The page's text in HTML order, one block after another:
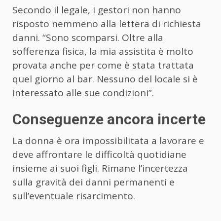
Secondo il legale, i gestori non hanno
risposto nemmeno alla lettera di richiesta
danni. “Sono scomparsi. Oltre alla
sofferenza fisica, la mia assistita è molto
provata anche per come è stata trattata
quel giorno al bar. Nessuno del locale si è
interessato alle sue condizioni”.
Conseguenze ancora incerte
La donna è ora impossibilitata a lavorare e
deve affrontare le difficoltà quotidiane
insieme ai suoi figli. Rimane l’incertezza
sulla gravità dei danni permanenti e
sull’eventuale risarcimento.